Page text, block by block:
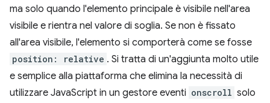
ma solo quando l'elemento principale è visibile nell'area
visibile e rientra nel valore di soglia. Se non è fissato
all'area visibile, l'elemento si comporterà come se fosse
position: relative . Si tratta di un'aggiunta molto utile
e semplice alla piattaforma che elimina la necessità di
utilizzare JavaScript in un gestore eventi onscroll solo